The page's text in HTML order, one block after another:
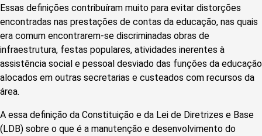
Essas definições contribuíram muito para evitar distorções
encontradas nas prestações de contas da educação, nas quais
era comum encontrarem-se discriminadas obras de
infraestrutura, festas populares, atividades inerentes à
assistência social e pessoal desviado das funções da educação
alocados em outras secretarias e custeados com recursos da
área.
A essa definição da Constituição e da Lei de Diretrizes e Base
(LDB) sobre o que é a manutenção e desenvolvimento do